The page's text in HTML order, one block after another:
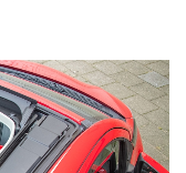
BTW)
BATTERIJ-